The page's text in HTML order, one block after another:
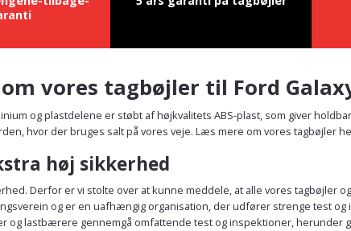
vores tagbøjler til Ford
og plastdelene er støbt af højkvalitets ABS-plast, som giver
hvor der bruges salt på vores veje. Læs mere om vores tagbøjler
høj sikkerhed
Derfor er vi stolte over at kunne meddele, at alle vores tagbøjler
og er en uafhængig organisation, der udfører strenge test
og lastbærere gennemgå omfattende test og inspektioner,